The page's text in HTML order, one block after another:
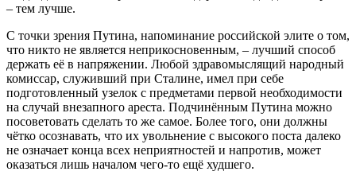
– тем лучше.
С точки зрения Путина, напоминание российской элите о том,
что никто не является неприкосновенным, – лучший способ
держать её в напряжении. Любой здравомыслящий народный
комиссар, служивший при Сталине, имел при себе
подготовленный узелок с предметами первой необходимости
на случай внезапного ареста. Подчинённым Путина можно
посоветовать сделать то же самое. Более того, они должны
чётко осознавать, что их увольнение с высокого поста далеко
не означает конца всех неприятностей и напротив, может
оказаться лишь началом чего-то ещё худшего.